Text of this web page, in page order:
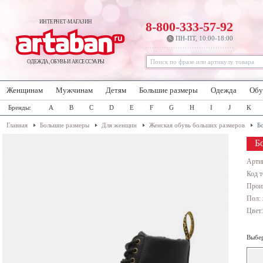
ИНТЕРНЕТ-МАГАЗИН
ОДЕЖДА, ОБУВЬ И АКСЕССУАРЫ
8-800-333-57-92
ПН-ПТ, 10:00-18:00
Женщинам Мужчинам Детям Большие размеры Одежда
Бренды: A B C D E F G H I J K
Главная Большие размеры Для женщин Женская обувь больших размеров
Код
Пол: